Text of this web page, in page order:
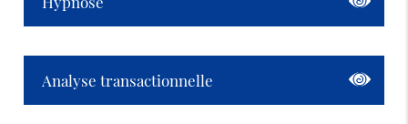
Analyse transactionnelle